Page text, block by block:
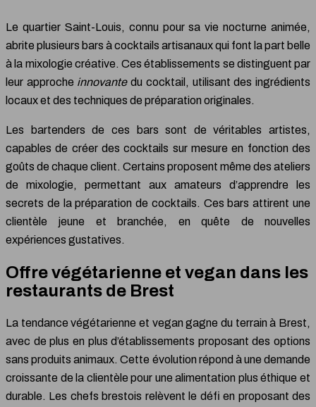
Le quartier Saint-Louis, connu pour sa vie nocturne animée,
abrite plusieurs bars à cocktails artisanaux qui font la part belle
à la mixologie créative. Ces établissements se distinguent par
leur approche innovantedu cocktail, utilisant des ingrédients
locaux et des techniques de préparation originales.
Les bartenders de ces bars sont de véritables artistes,
capables de créer des cocktails sur mesure en fonction des
goûts de chaque client. Certains proposent même des ateliers
de mixologie, permettant aux amateurs d’apprendre les
secrets de la préparation de cocktails. Ces bars attirent une
clientèle jeune et branchée, en quête de nouvelles
expériences gustatives.
Offre végétarienne et vegan dans les
restaurants de Brest
La tendance végétarienne et vegan gagne du terrain à Brest,
avec de plus en plus d’établissements proposant des options
sans produits animaux. Cette évolution répond à une demande
croissante de la clientèle pour une alimentation plus éthique et
durable. Les chefs brestois relèvent le défi en proposant des